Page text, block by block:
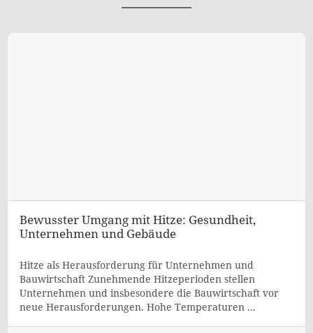
Bewusster Umgang mit Hitze: Gesundheit,
Unternehmen und Gebäude
Hitze als Herausforderung für Unternehmen und
Bauwirtschaft Zunehmende Hitzeperioden stellen
Unternehmen und insbesondere die Bauwirtschaft vor
neue Herausforderungen. Hohe Temperaturen ...